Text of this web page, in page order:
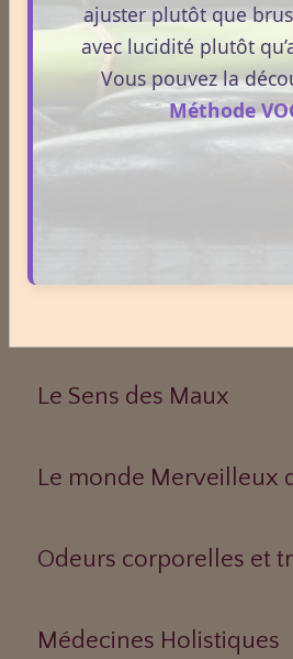
Le Sens des Maux
Le monde Merveilleux
Odeurs corporelles et
Médecines Holistiques
ajuster plutôt que
avec lucidité plutôt
Vous pouvez la
Méthode